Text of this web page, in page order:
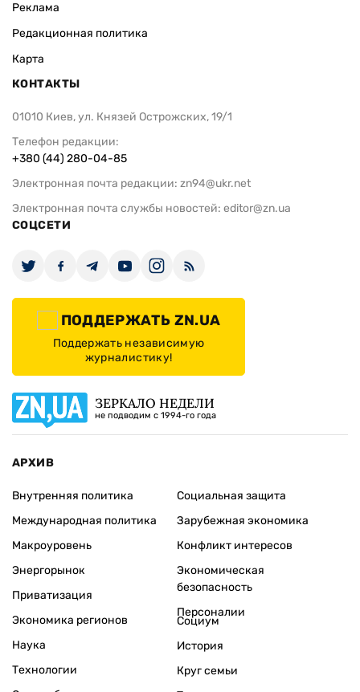
Реклама
Редакционная политика
Карта
КОНТАКТЫ
01010 Киев, ул. Князей Острожских, 19/1
Телефон редакции:
+380 (44) 280-04-85
Электронная почта редакции: zn94@ukr.net
Электронная почта службы новостей: editor@zn.ua
СОЦСЕТИ
ПОДДЕРЖАТЬ ZN.UA
Поддержать независимую
журналистику!
ЗЕРКАЛО НЕДЕЛИ
не подводим с 1994-го года
АРХИВ
Внутренняя политика
Международная политика
Макроуровень
Энергорынок
Приватизация
Экономика регионов
Социальная защита
Зарубежная экономика
Конфликт интересов
Экономическая
безопасность
Персоналии
Наука
Технологии
Социум
История
Круг семьи